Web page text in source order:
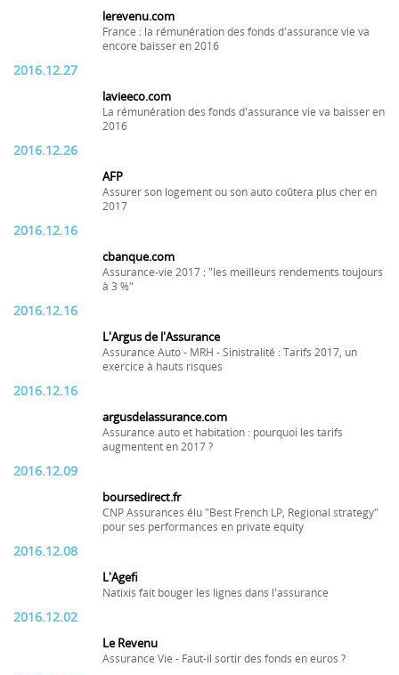
lerevenu.com
France : la rémunération des fonds d'assurance vie va
encore baisser en 2016
2016.12.27
lavieeco.com
La rémunération des fonds d'assurance vie va baisser en
2016
2016.12.26
AFP
Assurer son logement ou son auto coûtera plus cher en
2017
2016.12.16
cbanque.com
Assurance-vie 2017 : "les meilleurs rendements toujours
à 3 %"
2016.12.16
L'Argus de l'Assurance
Assurance Auto - MRH - Sinistralité : Tarifs 2017, un
exercice à hauts risques
2016.12.16
argusdelassurance.com
Assurance auto et habitation : pourquoi les tarifs
augmentent en 2017 ?
2016.12.09
boursedirect.fr
CNP Assurances élu "Best French LP, Regional strategy"
pour ses performances en private equity
2016.12.08
L'Agefi
Natixis fait bouger les lignes dans l'assurance
2016.12.02
Le Revenu
Assurance Vie - Faut-il sortir des fonds en euros ?